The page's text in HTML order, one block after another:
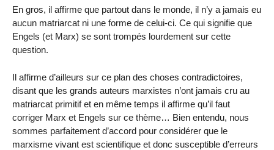
En gros, il affirme que partout dans le monde, il n’y a jamais eu
aucun matriarcat ni une forme de celui-ci. Ce qui signifie que
Engels (et Marx) se sont trompés lourdement sur cette
question.
Il affirme d’ailleurs sur ce plan des choses contradictoires,
disant que les grands auteurs marxistes n’ont jamais cru au
matriarcat primitif et en même temps il affirme qu’il faut
corriger Marx et Engels sur ce thème… Bien entendu, nous
sommes parfaitement d’accord pour considérer que le
marxisme vivant est scientifique et donc susceptible d’erreurs